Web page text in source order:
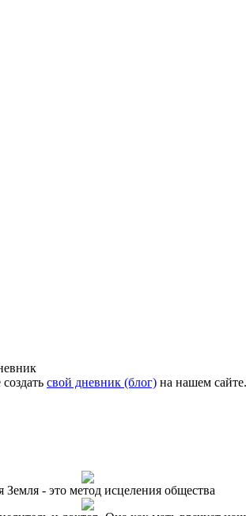
свой дневник (блог) на нашем сайте.
Земля - это метод исцеления общества